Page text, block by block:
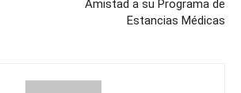
Amistad a su Programa de
Estancias Médicas